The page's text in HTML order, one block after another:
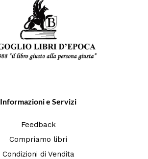
Informazioni e Servizi
Feedback
Compriamo libri
Condizioni di Vendita